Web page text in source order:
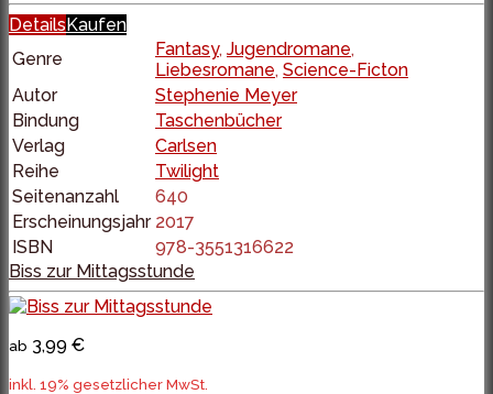
DetailsKaufen
Genre
Fantasy, Jugendromane,
Liebesromane, Science-Ficton
Autor
Stephenie Meyer
Bindung
Taschenbücher
Verlag
Carlsen
Reihe
Twilight
Seitenanzahl
640
Erscheinungsjahr 2017
ISBN
978-3551316622
Biss zur Mittagsstunde
ab 3,99 €
inkl. 19% gesetzlicher MwSt.